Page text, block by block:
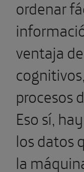
ordenar
ventaja
procesos
Eso sí,
los datos
la